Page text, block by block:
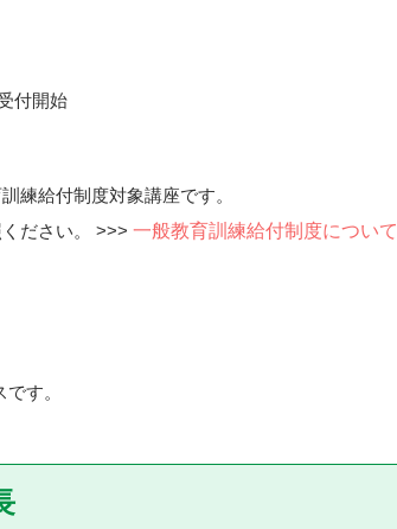
付開始
練給付制度対象講座です。
ださい。 >>> 一般教育訓練給付制度について
す。